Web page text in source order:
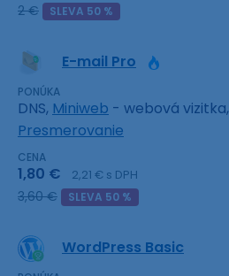
2 € SLEVA 50 %
E-mail Pro
PONÚKA
DNS, Miniweb - webová vizitka,
Presmerovanie
CENA
1,80 € 2,21 € s DPH
3,60 € SLEVA 50 %
WordPress Basic